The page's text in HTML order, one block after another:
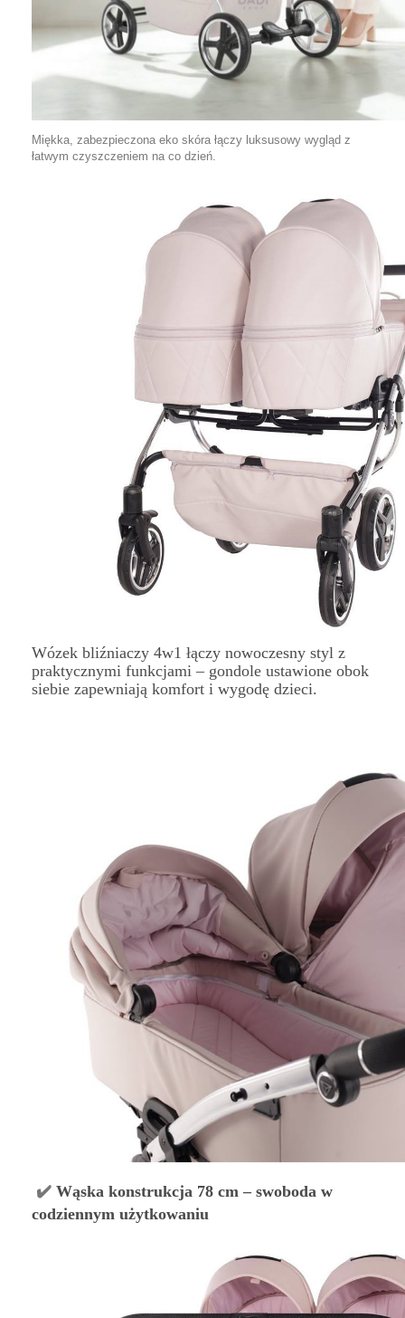
Miękka, zabezpieczona eko skóra łączy luksusowy wygląd z
łatwym czyszczeniem na co dzień.
Wózek bliźniaczy 4w1 łączy nowoczesny styl z
praktycznymi funkcjami – gondole ustawione obok
siebie zapewniają komfort i wygodę dzieci.
✔️ Wąska konstrukcja 78 cm – swoboda w
codziennym użytkowaniu